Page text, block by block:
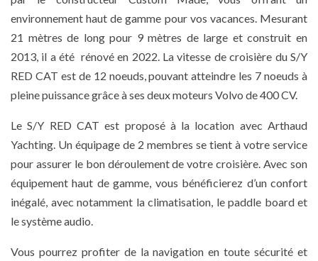
environnement haut de gamme pour vos vacances. Mesurant
21 mètres de long pour 9 mètres de large et construit en
2013, il a été rénové en 2022. La vitesse de croisière du S/Y
RED CAT est de 12 noeuds, pouvant atteindre les 7 noeuds à
pleine puissance grâce à ses deux moteurs Volvo de 400 CV.
Le S/Y RED CAT est proposé à la location avec Arthaud
Yachting. Un équipage de 2 membres se tient à votre service
pour assurer le bon déroulement de votre croisière. Avec son
équipement haut de gamme, vous bénéficierez d’un confort
inégalé, avec notamment la climatisation, le paddle board et
le système audio.
Vous pourrez profiter de la navigation en toute sécurité et